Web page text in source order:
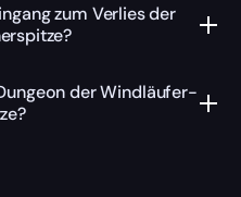
zum Verlies der
der Windläufer-